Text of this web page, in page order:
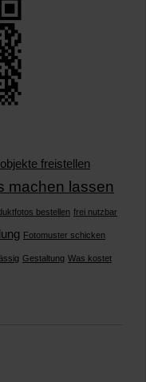
freistellen
machen lassen
bestellen frei nutzbar
Fotomuster schicken
Gestaltung Was kostet